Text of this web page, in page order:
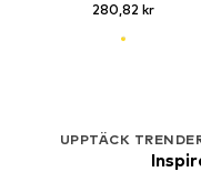
280,82 kr
UPPTÄCK